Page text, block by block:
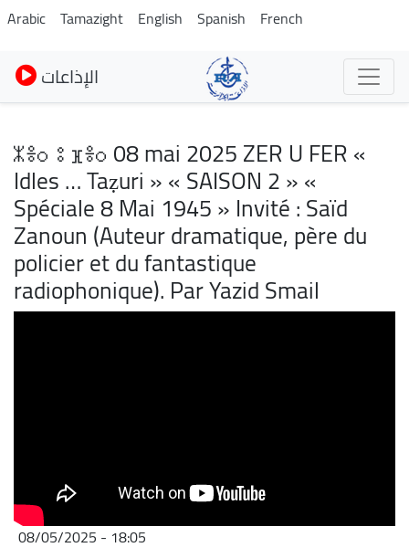
Skip
to
main
content
Arabic Tamazight English Spanish French
الإذاعات
ⵣⴻⵔ ⵓ ⴼⴻⵔ 08 mai 2025 ZER U FER «
Idles … Taẓuri » « SAISON 2 » «
Spéciale 8 Mai 1945 » Invité : Saïd
Zanoun (Auteur dramatique, père du
policier et du fantastique
radiophonique). Par Yazid Smail
08/05/2025 - 18:05